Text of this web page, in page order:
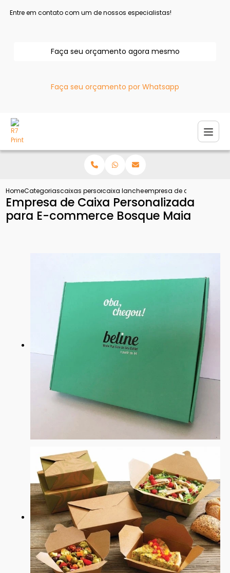
Entre em contato com um de nossos especialistas!
Faça seu orçamento agora mesmo
Faça seu orçamento por Whatsapp
HomeCategoriascaixas personalizadascaixa lanche personalizada
empresa de caixa
Empresa de Caixa Personalizada
para E-commerce Bosque Maia